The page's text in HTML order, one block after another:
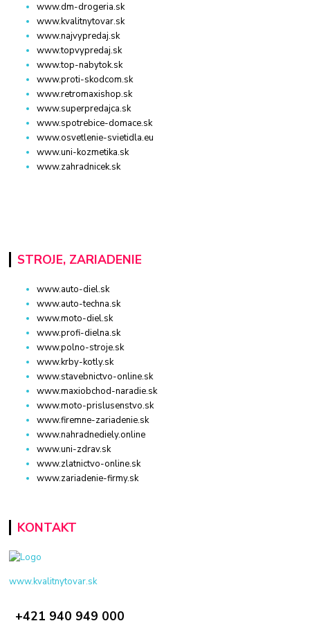
www.dm-drogeria.sk
www.kvalitnytovar.sk
www.najvypredaj.sk
www.topvypredaj.sk
www.top-nabytok.sk
www.proti-skodcom.sk
www.retromaxishop.sk
www.superpredajca.sk
www.spotrebice-domace.sk
www.osvetlenie-svietidla.eu
www.uni-kozmetika.sk
www.zahradnicek.sk
STROJE, ZARIADENIE
www.auto-diel.sk
www.auto-techna.sk
www.moto-diel.sk
www.profi-dielna.sk
www.polno-stroje.sk
www.krby-kotly.sk
www.stavebnictvo-online.sk
www.maxiobchod-naradie.sk
www.moto-prislusenstvo.sk
www.firemne-zariadenie.sk
www.nahradnediely.online
www.uni-zdrav.sk
www.zlatnictvo-online.sk
www.zariadenie-firmy.sk
KONTAKT
www.kvalitnytovar.sk
+421 940 949 000